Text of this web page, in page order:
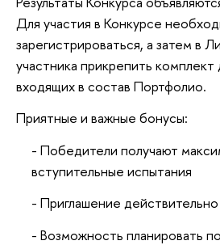
Для участия в Конкурсе
зарегистрироваться, а затем в
участника прикрепить
входящих в состав Портфолио.
Приятные и важные бонусы:
- Победители получают
вступительные испытания
- Приглашение
- Возможность планировать